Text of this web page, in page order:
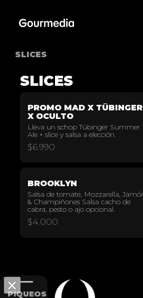
content
SLICES
SLICES
PROMO MAD X TÜBINGER
X OCULTO
Lleva un schop Tübinger Summer
Ale + slice y salsa a elección.
$6.990
BROOKLYN
Salsa de tomate, Mozzarella, Jamón
& Champiñones Salsa cacho de
cabra, pesto o ajo opcional.
$4.000
PIQUEOS